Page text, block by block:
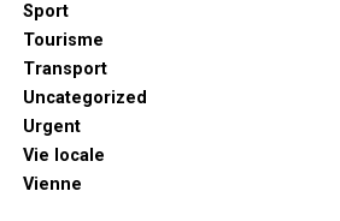
Sport
Tourisme
Transport
Uncategorized
Urgent
Vie locale
Vienne